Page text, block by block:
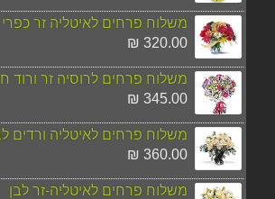
משלוח פרחים לאיטליה זר כפרי
320.00 ₪
משלוח פרחים לרוסיה זר ורוד חייגו
345.00 ₪
משלוח פרחים לאיטליה ורדים
360.00 ₪
משלוח פרחים לאיטליה-זר לבן